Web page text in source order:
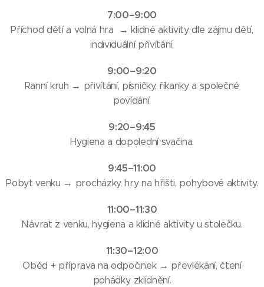
7:00–9:00
Příchod dětí a volná hra → klidné aktivity dle zájmu dětí,
individuální přivítání.
9:00–9:20
Ranní kruh → přivítání, písničky, říkanky a společné
povídání.
9:20–9:45
Hygiena a dopolední svačina.
9:45–11:00
Pobyt venku → procházky, hry na hřišti, pohybové aktivity.
11:00–11:30
Návrat z venku, hygiena a klidné aktivity u stolečku.
11:30–12:00
Oběd + příprava na odpočinek → převlékání, čtení
pohádky, zklidnění.